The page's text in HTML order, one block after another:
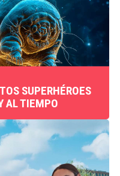
SUPERHÉROES
AL TIEMPO